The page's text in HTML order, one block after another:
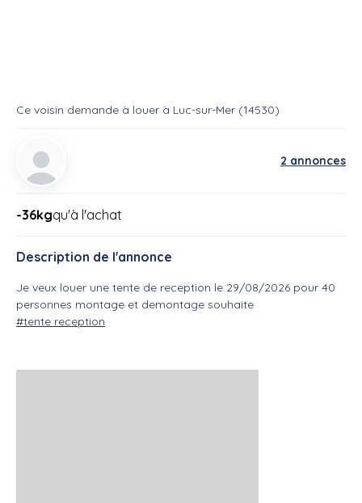
Ce voisin demande à louer à Luc-sur-Mer (14530)
2 annonces
-36kgqu'à l'achat
Description de l'annonce
Je veux louer une tente de reception le 29/08/2026 pour 40
personnes montage et demontage souhaite
#tente reception